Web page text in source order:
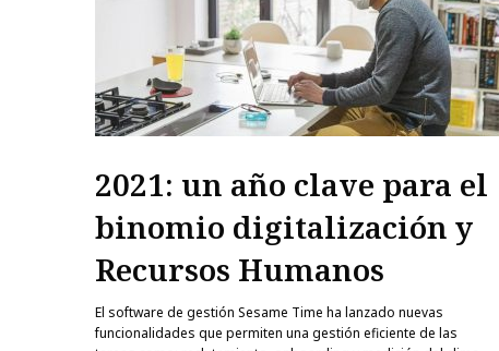
2021: un año clave para el
binomio digitalización y
Recursos Humanos
El software de gestión Sesame Time ha lanzado nuevas
funcionalidades que permiten una gestión eficiente de las